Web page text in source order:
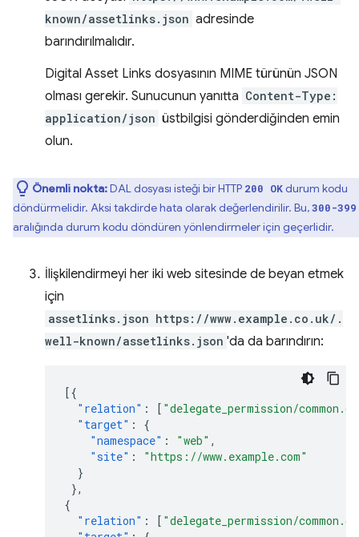
known/assetlinks.json adresinde
barındırılmalıdır.
Digital Asset Links dosyasının MIME türünün JSON
olması gerekir. Sunucunun yanıtta Content-Type:
application/json üstbilgisi gönderdiğinden emin
olun.
Önemli nokta:DAL dosyası isteği bir HTTP 200 OKdurum kodu
döndürmelidir. Aksi takdirde hata olarak değerlendirilir. Bu,300-399
aralığında durum kodu döndüren yönlendirmeler için geçerlidir.
İlişkilendirmeyi her iki web sitesinde de beyan etmek
için
assetlinks.json https://www.example.co.uk/.
well-known/assetlinks.json 'da da barındırın:
[{
"relation" : [ "delegate_permission/
"target" :
{
"namespace" : "web" ,
"site" :
"https://www.example.com"
}
},
{
"relation" : [ "delegate_permission/